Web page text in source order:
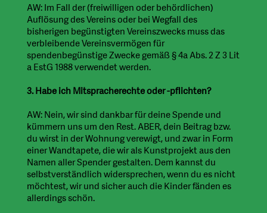
AW: Im Fall der (freiwilligen oder behördlichen)
Auflösung des Vereins oder bei Wegfall des
bisherigen begünstigten Vereinszwecks muss das
verbleibende Vereinsvermögen für
spendenbegünstige Zwecke gemäß § 4a Abs. 2 Z 3 Lit
a EstG 1988 verwendet werden.
3. Habe ich Mitspracherechte oder -pflichten?
AW: Nein, wir sind dankbar für deine Spende und
kümmern uns um den Rest. ABER, dein Beitrag bzw.
du wirst in der Wohnung verewigt, und zwar in Form
einer Wandtapete, die wir als Kunstprojekt aus den
Namen aller Spender gestalten. Dem kannst du
selbstverständlich widersprechen, wenn du es nicht
möchtest, wir und sicher auch die Kinder fänden es
allerdings schön.